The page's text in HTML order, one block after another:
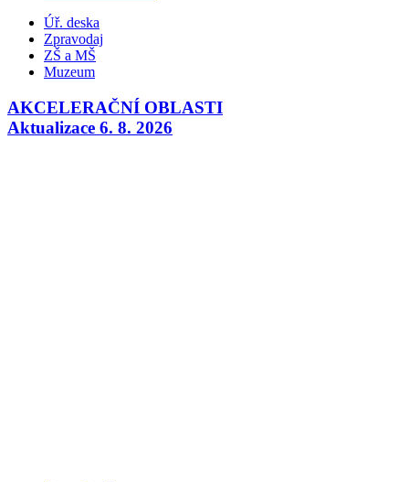
Úř. deska
Zpravodaj
ZŠ a MŠ
Muzeum
AKCELERAČNÍ OBLASTI
Aktualizace 6. 8. 2026